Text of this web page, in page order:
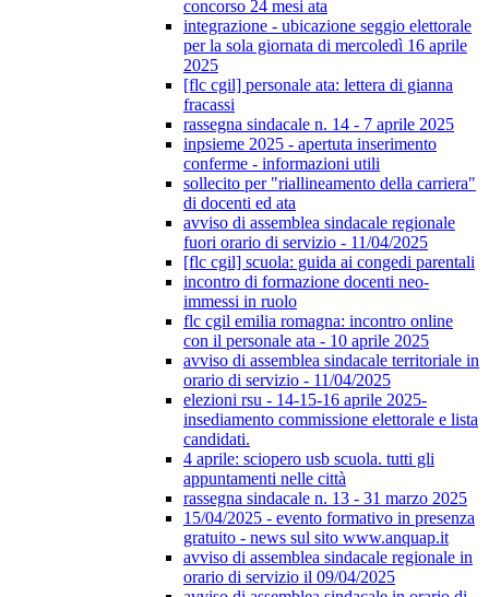
concorso 24 mesi ata
integrazione - ubicazione seggio elettorale
per la sola giornata di mercoledì 16 aprile
2025
[flc cgil] personale ata: lettera di gianna
fracassi
rassegna sindacale n. 14 - 7 aprile 2025
inpsieme 2025 - apertuta inserimento
conferme - informazioni utili
sollecito per "riallineamento della carriera"
di docenti ed ata
avviso di assemblea sindacale regionale
fuori orario di servizio - 11/04/2025
[flc cgil] scuola: guida ai congedi parentali
incontro di formazione docenti neo-
immessi in ruolo
flc cgil emilia romagna: incontro online
con il personale ata - 10 aprile 2025
avviso di assemblea sindacale territoriale in
orario di servizio - 11/04/2025
elezioni rsu - 14-15-16 aprile 2025-
insediamento commissione elettorale e lista
candidati.
4 aprile: sciopero usb scuola. tutti gli
appuntamenti nelle città
rassegna sindacale n. 13 - 31 marzo 2025
15/04/2025 - evento formativo in presenza
gratuito - news sul sito www.anquap.it
avviso di assemblea sindacale regionale in
orario di servizio il 09/04/2025